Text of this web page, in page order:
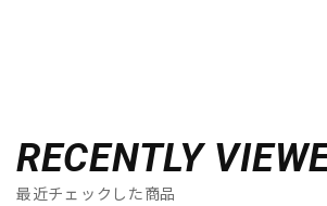
RECENTLY
最近チェックした商品